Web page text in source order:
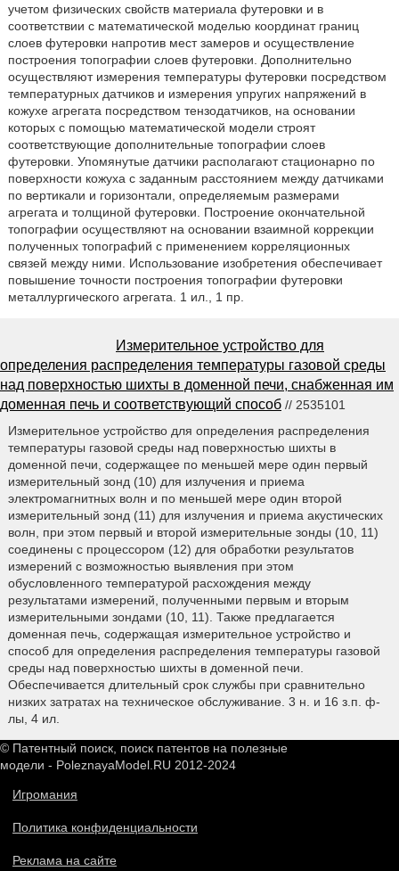
учетом физических свойств материала футеровки и в
соответствии с математической моделью координат границ
слоев футеровки напротив мест замеров и осуществление
построения топографии слоев футеровки. Дополнительно
осуществляют измерения температуры футеровки посредством
температурных датчиков и измерения упругих напряжений в
кожухе агрегата посредством тензодатчиков, на основании
которых с помощью математической модели строят
соответствующие дополнительные топографии слоев
футеровки. Упомянутые датчики располагают стационарно по
поверхности кожуха с заданным расстоянием между датчиками
по вертикали и горизонтали, определяемым размерами
агрегата и толщиной футеровки. Построение окончательной
топографии осуществляют на основании взаимной коррекции
полученных топографий с применением корреляционных
связей между ними. Использование изобретения обеспечивает
повышение точности построения топографии футеровки
металлургического агрегата. 1 ил., 1 пр.
Измерительное устройство для
определения распределения температуры газовой среды
над поверхностью шихты в доменной печи, снабженная им
доменная печь и соответствующий способ // 2535101
Измерительное устройство для определения распределения
температуры газовой среды над поверхностью шихты в
доменной печи, содержащее по меньшей мере один первый
измерительный зонд (10) для излучения и приема
электромагнитных волн и по меньшей мере один второй
измерительный зонд (11) для излучения и приема акустических
волн, при этом первый и второй измерительные зонды (10, 11)
соединены с процессором (12) для обработки результатов
измерений с возможностью выявления при этом
обусловленного температурой расхождения между
результатами измерений, полученными первым и вторым
измерительными зондами (10, 11). Также предлагается
доменная печь, содержащая измерительное устройство и
способ для определения распределения температуры газовой
среды над поверхностью шихты в доменной печи.
Обеспечивается длительный срок службы при сравнительно
низких затратах на техническое обслуживание. 3 н. и 16 з.п. ф-
лы, 4 ил.
© Патентный поиск, поиск патентов на полезные
модели - PoleznayaModel.RU 2012-2024
Игромания
Политика конфиденциальности
Реклама на сайте